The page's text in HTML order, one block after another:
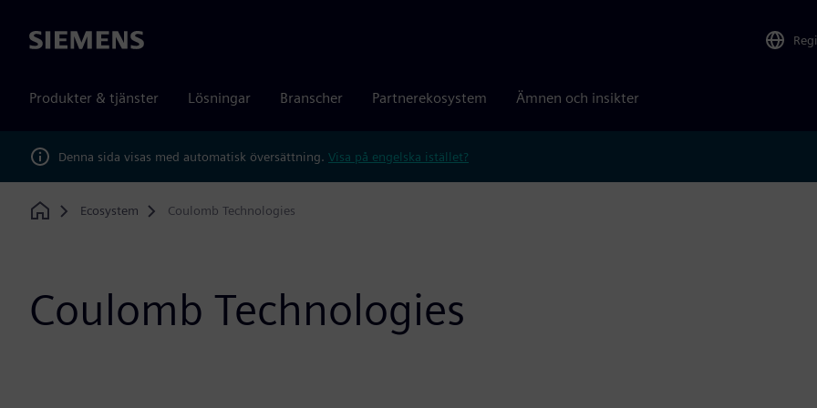
Siemens
Produkter & tjänster Lösningar Branscher Partnerekosystem Ämnen och insikter
Denna sida visas med automatisk översättning. Visa på engelska istället?
Home
Ecosystem Coulomb Technologies
Coulomb Technologies